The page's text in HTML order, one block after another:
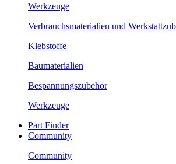
Werkzeuge
Verbrauchsmaterialien und
Klebstoffe
Baumaterialien
Bespannungszubehör
Werkzeuge
Part Finder
Community
Community